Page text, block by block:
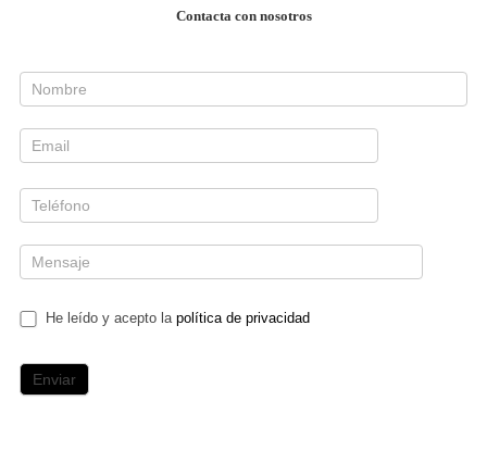
Contacta con nosotros
He leído y acepto la política de privacidad